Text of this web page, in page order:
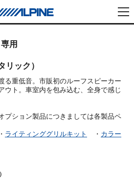
用
リック）
る重低音。市販初のルーフスピーカー
ウト。車室内を包み込む、全身で感じ
プション製品につきましては各製品ペ
ライティンググリルキット ・ カラー